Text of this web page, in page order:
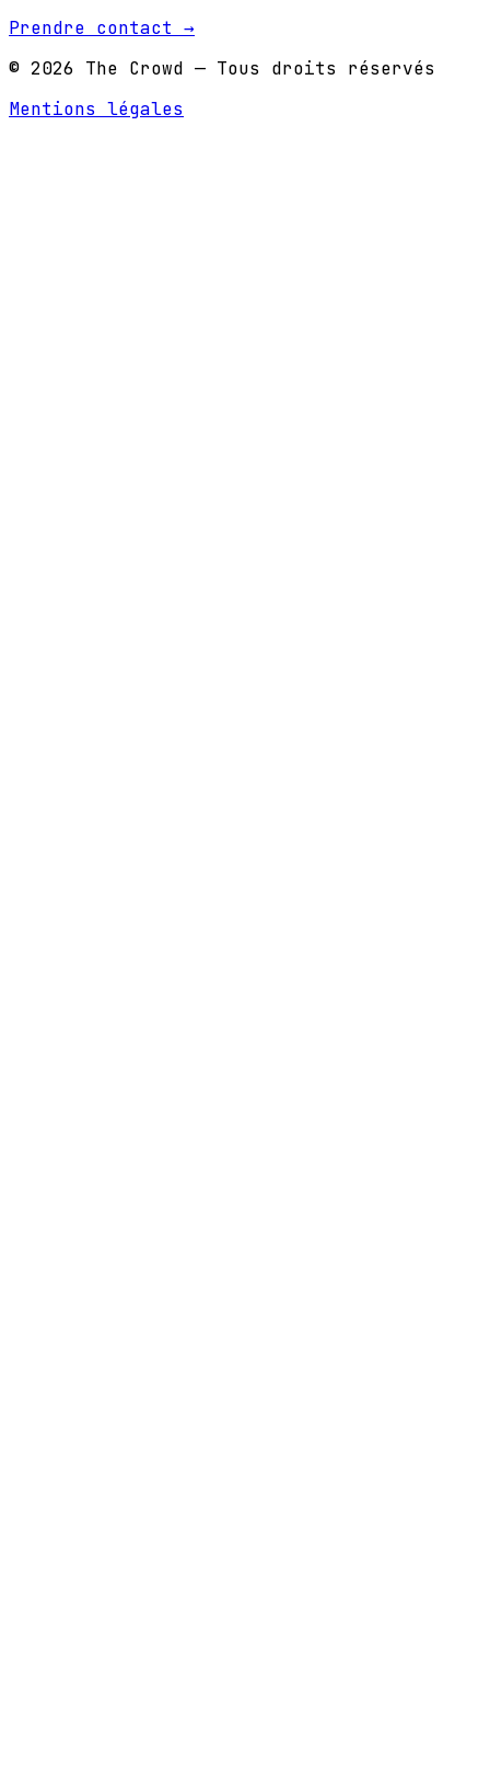
Prendre contact →
© 2026 The Crowd — Tous droits réservés
Mentions légales